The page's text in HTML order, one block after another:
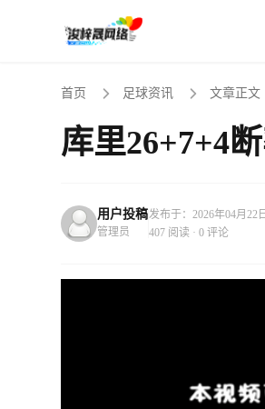
首页 足球资讯 文章正文
库里26+7+4
用户投稿
管理员
发布于：2026年04月22日
407 阅读 · 0 评论